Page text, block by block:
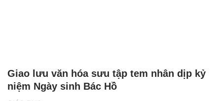
Giao lưu văn hóa sưu tập tem nhân dịp kỷ
niệm Ngày sinh Bác Hồ